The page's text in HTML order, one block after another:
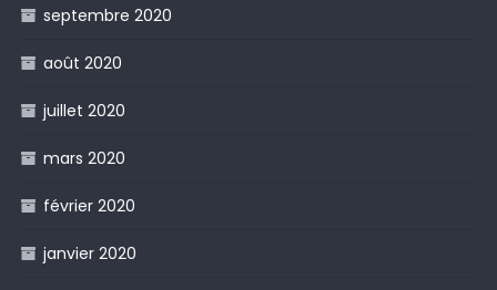
septembre 2020
août 2020
juillet 2020
mars 2020
février 2020
janvier 2020